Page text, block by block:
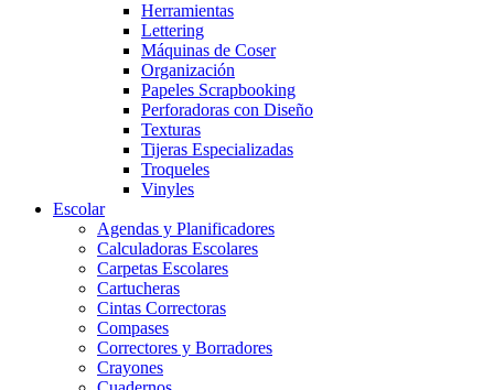
Herramientas
Lettering
Máquinas de Coser
Organización
Papeles Scrapbooking
Perforadoras con Diseño
Texturas
Tijeras Especializadas
Troqueles
Vinyles
Escolar
Agendas y Planificadores
Calculadoras Escolares
Carpetas Escolares
Cartucheras
Cintas Correctoras
Compases
Correctores y Borradores
Crayones